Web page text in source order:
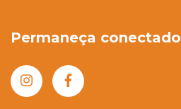
Permaneça conectado